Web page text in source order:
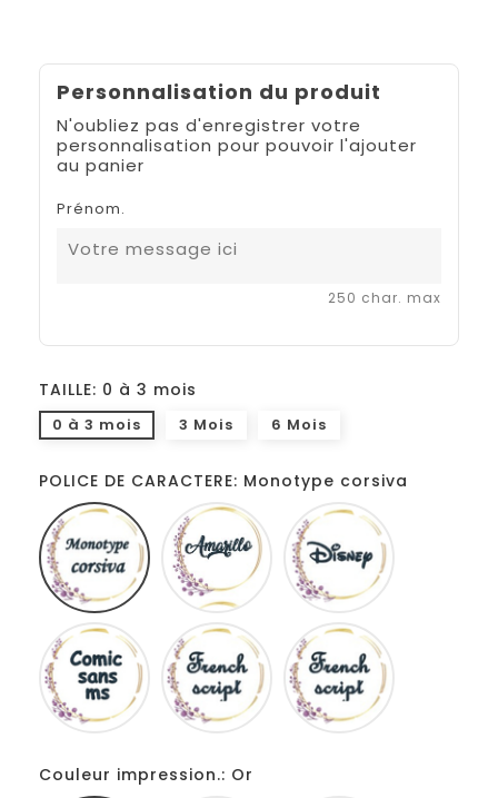
Personnalisation du produit
N'oubliez pas d'enregistrer votre
personnalisation pour pouvoir l'ajouter
au panier
Prénom.
250 char. max
TAILLE: 0 à 3 mois
0 à 3 mois 3 Mois 6 Mois
POLICE DE CARACTERE: Monotype corsiva
Monotype
corsiva
Amarillo
Comic
sans
ms
French
script
Couleur impression.: Or